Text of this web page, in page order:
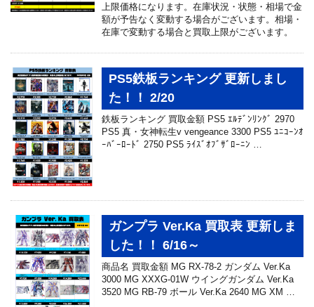
上限価格になります。在庫状況・状態・相場で金
額が予告なく変動する場合がございます。相場・
在庫で変動する場合と買取上限がございます。
PS5鉄板ランキング 更新しまし
た！！ 2/20
鉄板ランキング 買取金額 PS5 ｴﾙﾃﾞﾝﾘﾝｸﾞ 2970
PS5 真・女神転生v vengeance 3300 PS5 ﾕﾆｺｰﾝｵ
ｰﾊﾞｰﾛｰﾄﾞ 2750 PS5 ﾗｲｽﾞｵﾌﾞｻﾞﾛｰﾆﾝ …
ガンプラ Ver.Ka 買取表 更新しま
した！！ 6/16～
商品名 買取金額 MG RX-78-2 ガンダム Ver.Ka
3000 MG XXXG-01W ウイングガンダム Ver.Ka
3520 MG RB-79 ボール Ver.Ka 2640 MG XM …